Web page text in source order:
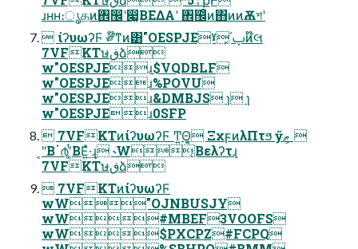
ɹʜʜ։ൃதͷ঎඼ʹ෇͚ΒΕΔΑ͏ʹ ঎඼ͦͷ΋ͷͷѪশʹ
 ίʔυωʔϜ ༗໊ͳͷ͸"OESPJEˠ͓՛ࢠͷ໊લ
7VFKTษڧձ
w"OESPJEɹ$VQDBLF
w"OESPJEɹ%POVU
w"OESPJEɹ&DMBJS ɿ ɿ
w"OESPJEɹ0SFP
 7VFKTͷίʔυωʔϜ Ͳ͏͍͏Θ͚͔ ΞχϝͷλΠτϧ ӳޠ ͕
"͔Βॱ൪ʹ͚ͭΒΕ͍ͯ·͢ɻ ˞W͔Βελʔτɻ
7VFKTษڧձ
 7VFKTͷίʔυωʔϜ
wW"OJNBUSJY
wW#MBEF3VOOFS
wW$PXCPZ#FCPQ